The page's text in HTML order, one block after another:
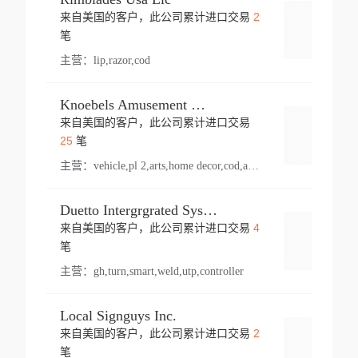
来自美国的客户，此公司累计进口交易 2
笔
主营： lip,razor,cod
Knoebels Amusement Resort
来自美国的客户，此公司累计进口交易
25笔
主营： vehicle,pl 2,arts,home decor,cod,amusement ride,sea
Duetto Intergrgrated Systems Inc.
来自美国的客户，此公司累计进口交易 4
笔
主营： gh,turn,smart,weld,utp,controller
Local Signguys Inc.
来自美国的客户，此公司累计进口交易 2
笔